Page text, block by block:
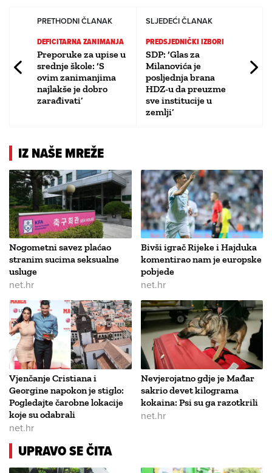
PRETHODNI ČLANAK
DEFICITARNA ZANIMANJA
Preporuke za upise u
srednje škole: ‘S
ovim zanimanjima
najlakše je dobro
zarađivati’
SLJEDEĆI ČLANAK
PREDSJEDNIČKI IZBORI
SDP: ‘Glas za
Milanovića je
posljednja brana
HDZ-u da preuzme
sve institucije u
zemlji’
IZ NAŠE MREŽE
Nogometni savez plaćao
stranim sucima seksualne
usluge
net.hr
Bivši igrač Rijeke i Hajduka
komentirao nam je europske
pobjede
net.hr
Vjenčanje Cristiana i
Georgine napokon je stiglo:
Pogledajte čarobne lokacije
koje su odabrali
net.hr
Nevjerojatno gdje je Mađar
sakrio devet kilograma
kokaina: Psi su ga razotkrili
net.hr
UPRAVO SE ČITA